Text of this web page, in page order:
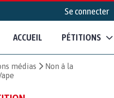
Se connecter
ACCUEIL PÉTITIONS
médias
Non à la